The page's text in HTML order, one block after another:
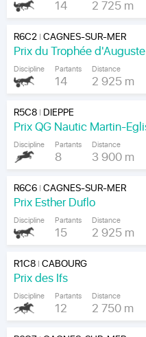
14 2 725 m
R6C2|CAGNES-SUR-MER
Prix du Trophée d'Auguste
Discipline Partants
14
Distance
2 925 m
R5C8| DIEPPE
Discipline Partants
8
Distance
3 900 m
R6C6|CAGNES-SUR-MER
Prix Esther Duflo
Discipline Partants
15
Distance
2 925 m
R1C8|CABOURG
Prix des Ifs
Discipline Partants
12
Distance
2 750 m